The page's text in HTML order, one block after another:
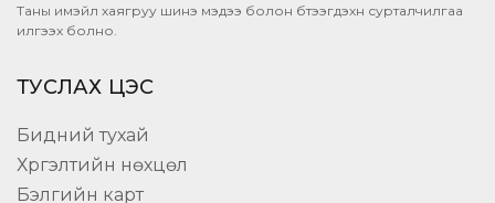
Таны имэйл хаягруу шинэ мэдээ болон бүтээгдэхүүн сурталчилгаа
илгээх болно.
ТУСЛАХ ЦЭС
Бидний тухай
Хүргэлтийн нөхцөл
Бэлгийн карт